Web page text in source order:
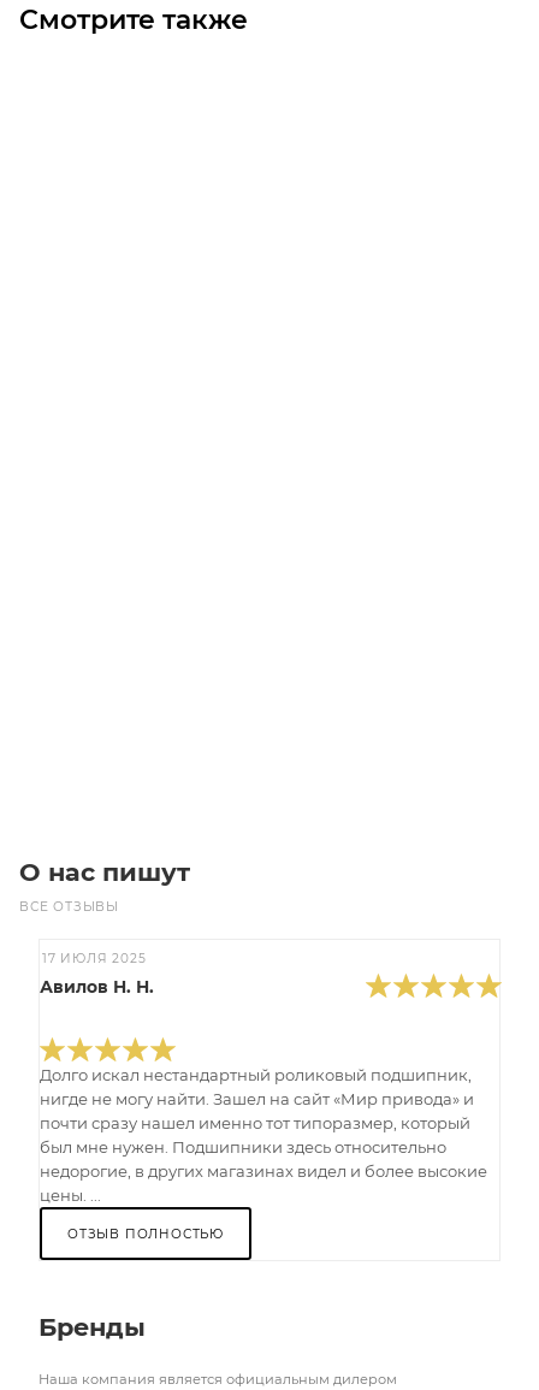
Смотрите также
О нас пишут
ВСЕ ОТЗЫВЫ
17 ИЮЛЯ 2025
Авилов Н. Н.
Долго искал нестандартный роликовый подшипник,
нигде не могу найти. Зашел на сайт «Мир привода» и
почти сразу нашел именно тот типоразмер, который
был мне нужен. Подшипники здесь относительно
недорогие, в других магазинах видел и более высокие
цены. ...
ОТЗЫВ ПОЛНОСТЬЮ
Бренды
Наша компания является официальным дилером